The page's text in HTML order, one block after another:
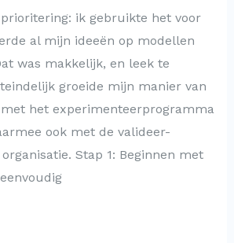
ik gebruikte het voor
al mijn ideeën op modellen
was makkelijk, en leek te
groeide mijn manier van
het experimenteerprogramma
ook met de valideer-
Stap 1: Beginnen met